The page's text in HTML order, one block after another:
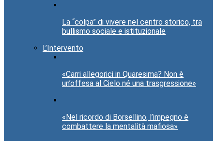
La “colpa” di vivere nel centro storico, tra
bullismo sociale e istituzionale
L’Intervento
«Carri allegorici in Quaresima? Non è
un’offesa al Cielo né una trasgressione»
«Nel ricordo di Borsellino, l’impegno è
combattere la mentalità mafiosa»